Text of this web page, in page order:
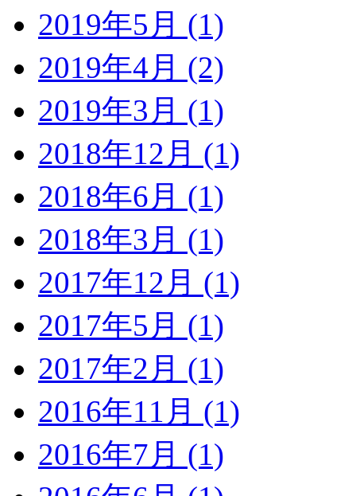
2019年5月 (1)
2019年4月 (2)
2019年3月 (1)
2018年12月 (1)
2018年6月 (1)
2018年3月 (1)
2017年12月 (1)
2017年5月 (1)
2017年2月 (1)
2016年11月 (1)
2016年7月 (1)